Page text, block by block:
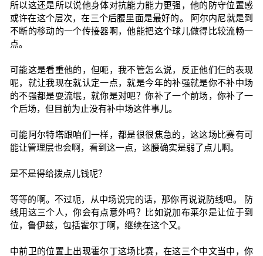
所以这还是所以说他身体对抗能力能力更强，他的防守位置感
或许在这个层次，在三个后腰里面是最好的。 阿尔内尼就是到
不断的移动的一个传接器啊，他能把这个球儿做得比较流畅一
点。
可能这是看重他的，但呃，我不管怎么说，反正他们仨的表现
呢，就让我现在就认定一点，就是今年的补强就是你不补中场
的不强都是耍流氓，就你是对吧？你补了一个前场，你补了一
个后场，但目前为止没有补中场这件事儿。
可能阿尔特塔跟咱们一样，都是很很焦急的，这这场比赛有可
能让管理层也会啊，看到这一点，这腰确实是弱了点儿啊。
是不是得给拨点儿钱呢？
等等的啊。不过呃，从中场说完的话，那你再说说防线吧。 防
线用这三个人，你会有点意外吗？比如说加布莱尔是让位于到
位，鲁伊兹，包括霍尔丁啊，继续在这个又。
中前卫的位置上出现霍尔丁这场比赛，在这三个中文当中，你